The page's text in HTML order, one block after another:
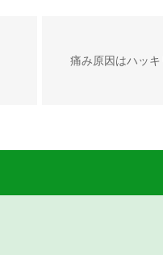
痛み原因はハッ